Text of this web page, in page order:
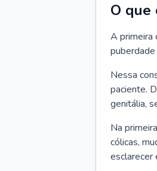
O que
A primeira
Nessa
paciente.
genitália,
Na
cólicas,
esclarecer